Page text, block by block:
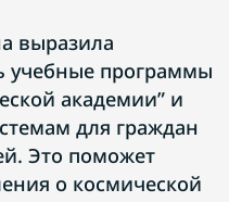
выразила
учебные программы
академии” и
для граждан
Это поможет
о космической